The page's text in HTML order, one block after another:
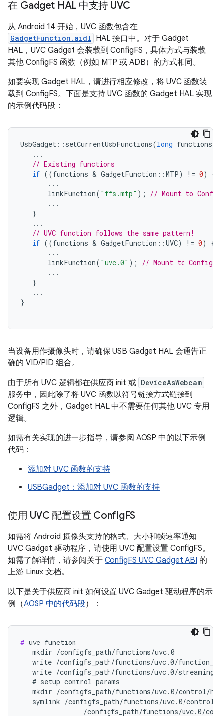
在 Gadget HAL 中支持 UVC
从 Android 14 开始，UVC 函数包含在
GadgetFunction.aidl HAL 接口中。对于 Gadget
HAL，UVC Gadget 会装载到 ConfigFS，具体方式与装载
其他 ConfigFS 函数（例如 MTP 或 ADB）的方式相同。
如要实现 Gadget HAL，请进行相应修改，将 UVC 函数装
载到 ConfigFS。下面是支持 UVC 函数的 Gadget HAL 实现
的示例代码段：
UsbGadget :: setCurrentUsbFunctions(long functions
...
// Existing functions
if ((functions & GadgetFunction ::MTP) != 0)
{
...
linkFunction( "ffs.mtp" );
// Mount to
...
}
...
// UVC function follows the same pattern!
if ((functions & GadgetFunction ::UVC) != 0)
{
...
linkFunction( "uvc.0" );
// Mount to ConfigFS
...
}
...
}
当设备用作摄像头时，请确保 USB Gadget HAL 会通告正
确的 VID/PID 组合。
由于所有 UVC 逻辑都在供应商 init 或 DeviceAsWebcam
服务中，因此除了将 UVC 函数以符号链接方式链接到
ConfigFS 之外，Gadget HAL 中不需要任何其他 UVC 专用
逻辑。
如需有关实现的进一步指导，请参阅 AOSP 中的以下示例
代码：
添加对 UVC 函数的支持
USBGadget：添加对 UVC 函数的支持
使用 UVC 配置设置 ConfigFS
如需将 Android 摄像头支持的格式、大小和帧速率通知
UVC Gadget 驱动程序，请使用 UVC 配置设置 ConfigFS。
如需了解详情，请参阅关于 ConfigFS UVC Gadget ABI 的
上游 Linux 文档。
以下是关于供应商 init 如何设置 UVC Gadget 驱动程序的示
例（AOSP 中的代码段）：
# uvc function
   mkdir /configfs_path/functions/uvc.0
write /configfs_path/functions/uvc.0/
write /configfs_path/functions/uvc.0/
   # setup control params
mkdir /configfs_path/functions/uvc.0/control/
symlink /configfs_path/functions/uvc.0/control/
/configfs_path/functions/uvc.0/